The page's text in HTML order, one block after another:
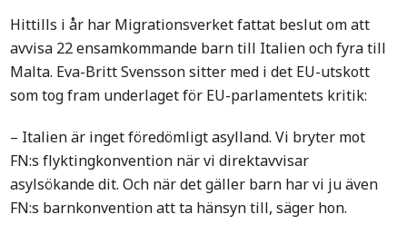
Hittills i år har Migrationsverket fattat beslut om att
avvisa 22 ensamkommande barn till Italien och fyra till
Malta. Eva-Britt Svensson sitter med i det EU-utskott
som tog fram underlaget för EU-parlamentets kritik:
– Italien är inget föredömligt asylland. Vi bryter mot
FN:s flyktingkonvention när vi direktavvisar
asylsökande dit. Och när det gäller barn har vi ju även
FN:s barnkonvention att ta hänsyn till, säger hon.